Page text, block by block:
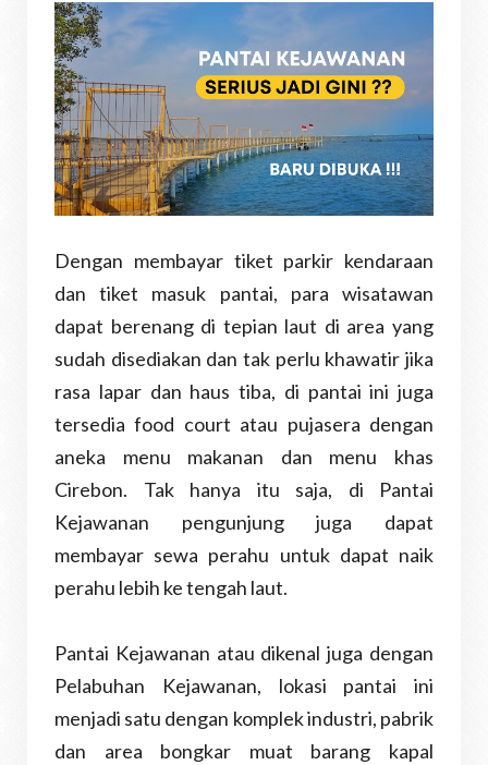
Dengan membayar tiket parkir kendaraan
dan tiket masuk pantai, para wisatawan
dapat berenang di tepian laut di area yang
sudah disediakan dan tak perlu khawatir jika
rasa lapar dan haus tiba, di pantai ini juga
tersedia food court atau pujasera dengan
aneka menu makanan dan menu khas
Cirebon. Tak hanya itu saja, di Pantai
Kejawanan pengunjung juga dapat
membayar sewa perahu untuk dapat naik
perahu lebih ke tengah laut.
Pantai Kejawanan atau dikenal juga dengan
Pelabuhan Kejawanan, lokasi pantai ini
menjadi satu dengan komplek industri, pabrik
dan area bongkar muat barang kapal